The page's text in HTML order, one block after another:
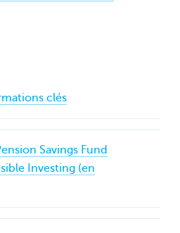
clés
Savings Fund
Investing (en